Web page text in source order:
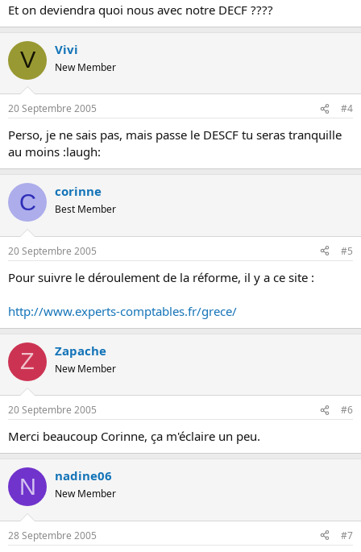
Et on deviendra quoi nous avec notre DECF ????
V Vivi
New Member
20 Septembre 2005 #4
Perso, je ne sais pas, mais passe le DESCF tu seras tranquille
au moins :laugh:
C corinne
Best Member
20 Septembre 2005 #5
Pour suivre le déroulement de la réforme, il y a ce site :
http://www.experts-comptables.fr/grece/
Z Zapache
New Member
20 Septembre 2005 #6
Merci beaucoup Corinne, ça m'éclaire un peu.
N nadine06
New Member
28 Septembre 2005 #7